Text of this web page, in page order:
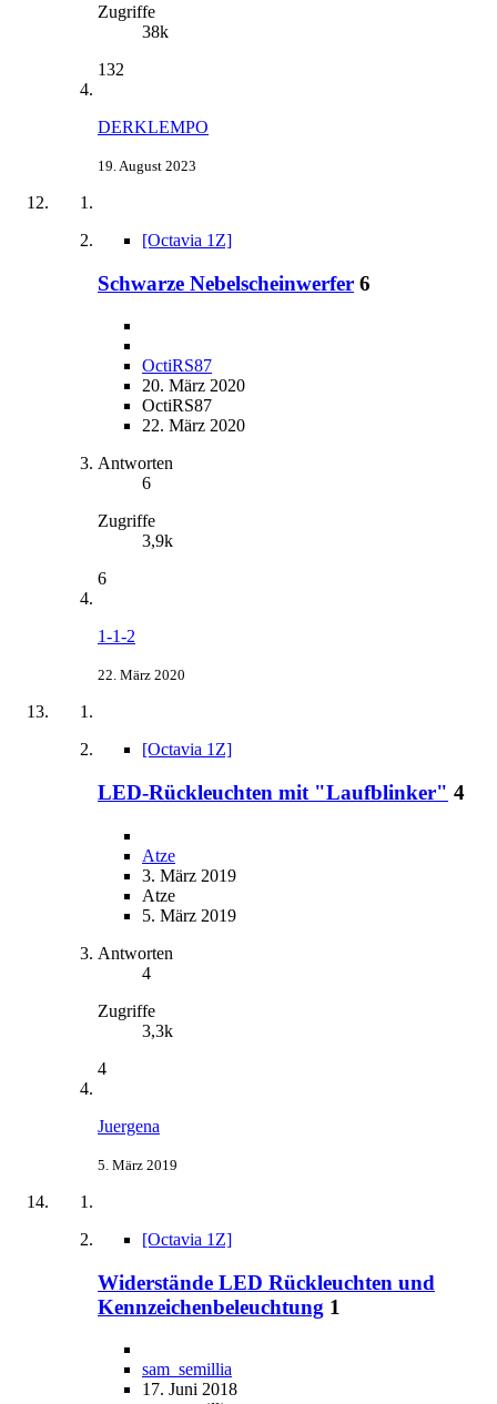
Zugriffe
38k
132
DERKLEMPO
19. August 2023
[Octavia 1Z]
Schwarze Nebelscheinwerfer 6
OctiRS87
20. März 2020
OctiRS87
22. März 2020
Antworten
6
Zugriffe
3,9k
6
1-1-2
22. März 2020
[Octavia 1Z]
LED-Rückleuchten mit "Laufblinker" 4
Atze
3. März 2019
Atze
5. März 2019
Antworten
4
Zugriffe
3,3k
4
Juergena
5. März 2019
[Octavia 1Z]
Widerstände LED Rückleuchten und
Kennzeichenbeleuchtung 1
sam_semillia
17. Juni 2018